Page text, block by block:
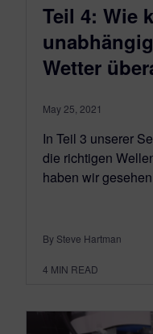
Teil 4: Wie
Wetter
May 25, 2021
In Teil 3 unserer
die richtigen
haben wir
By Steve Hartman
4 MIN READ